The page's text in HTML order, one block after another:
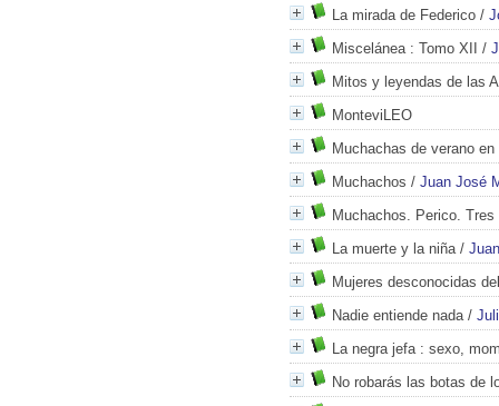
La mirada de Federico /
Miscelánea: Tomo XII /
Mitos y leyendas de las
MonteviLEO
Muchachas de verano
Muchachos / Juan José
Muchachos. Perico.
La muerte y la niña/
Mujeres desconocidas
Nadie entiende nada/
La negra jefa: sexo,
No robarás las botas de